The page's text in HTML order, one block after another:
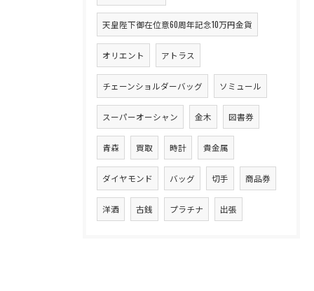
天皇陛下御在位意60周年記念10万円金貨
オリエント アトラス
チェーンショルダーバッグ ソミュール
スーパーオーシャン 金木 図書券
青森 買取 時計 貴金属
ダイヤモンド バッグ 切手 商品券
洋酒 古銭 プラチナ 出張